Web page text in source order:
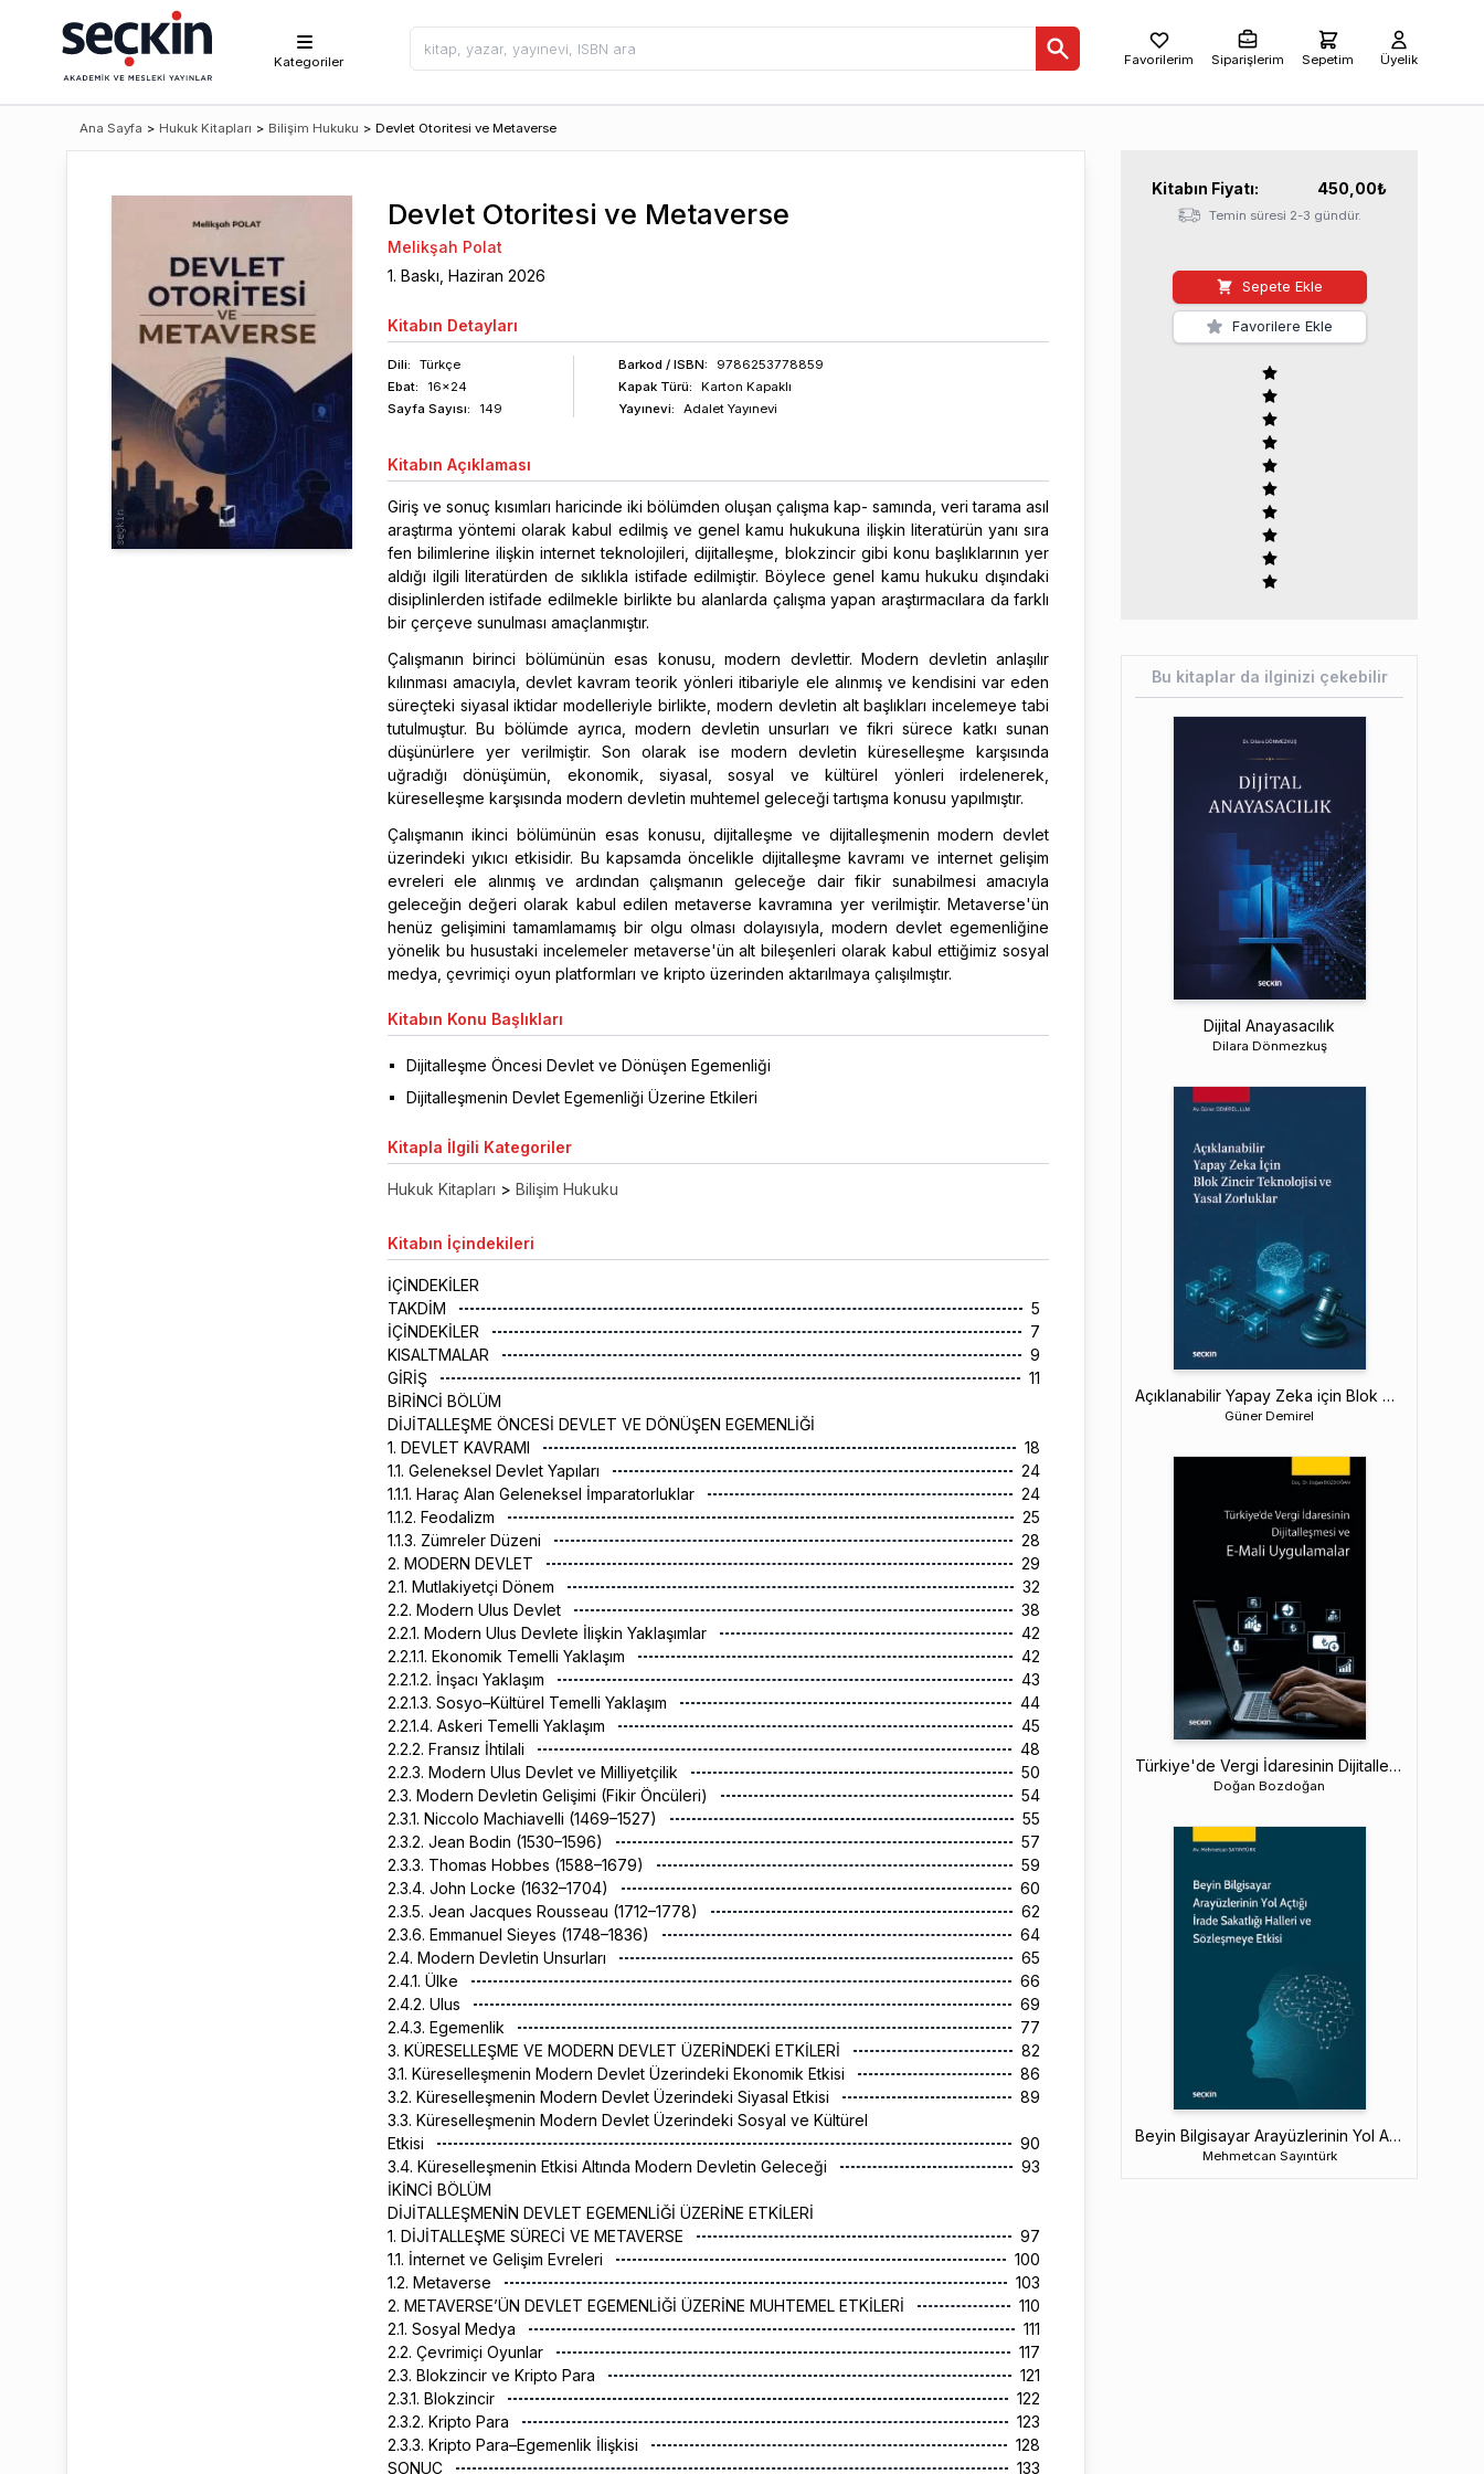
Kategoriler Favorilerim Siparişlerim Sepetim Üyelik
Ana Sayfa > Hukuk Kitapları > Bilişim Hukuku > Devlet Otoritesi ve Metaverse
Devlet Otoritesi ve Metaverse
Melikşah Polat
1. Baskı, Haziran 2026
Kitabın Detayları
Dili:
Türkçe
Ebat:
16x24
Sayfa Sayısı: 149
Barkod / ISBN:
9786253778859
Kapak Türü:
Karton Kapaklı
Yayınevi:
Adalet Yayınevi
Kitabın Açıklaması
Giriş ve sonuç kısımları haricinde iki bölümden oluşan çalışma kap- samında, veri tarama asıl
araştırma yöntemi olarak kabul edilmiş ve genel kamu hukukuna ilişkin literatürün yanı sıra
fen bilimlerine ilişkin internet teknolojileri, dijitalleşme, blokzincir gibi konu başlıklarının yer
aldığı ilgili literatürden de sıklıkla istifade edilmiştir. Böylece genel kamu hukuku dışındaki
disiplinlerden istifade edilmekle birlikte bu alanlarda çalışma yapan araştırmacılara da farklı
bir çerçeve sunulması amaçlanmıştır.
Çalışmanın birinci bölümünün esas konusu, modern devlettir. Modern devletin anlaşılır
kılınması amacıyla, devlet kavram teorik yönleri itibariyle ele alınmış ve kendisini var eden
süreçteki siyasal iktidar modelleriyle birlikte, modern devletin alt başlıkları incelemeye tabi
tutulmuştur. Bu bölümde ayrıca, modern devletin unsurları ve fikri sürece katkı sunan
düşünürlere yer verilmiştir. Son olarak ise modern devletin küreselleşme karşısında
uğradığı dönüşümün, ekonomik, siyasal, sosyal ve kültürel yönleri irdelenerek,
küreselleşme karşısında modern devletin muhtemel geleceği tartışma konusu yapılmıştır.
Çalışmanın ikinci bölümünün esas konusu, dijitalleşme ve dijitalleşmenin modern devlet
üzerindeki yıkıcı etkisidir. Bu kapsamda öncelikle dijitalleşme kavramı ve internet gelişim
evreleri ele alınmış ve ardından çalışmanın geleceğe dair fikir sunabilmesi amacıyla
geleceğin değeri olarak kabul edilen metaverse kavramına yer verilmiştir. Metaverse'ün
henüz gelişimini tamamlamamış bir olgu olması dolayısıyla, modern devlet egemenliğine
yönelik bu husustaki incelemeler metaverse'ün alt bileşenleri olarak kabul ettiğimiz sosyal
medya, çevrimiçi oyun platformları ve kripto üzerinden aktarılmaya çalışılmıştır.
Kitabın Konu Başlıkları
Dijitalleşme Öncesi Devlet ve Dönüşen Egemenliği
Dijitalleşmenin Devlet Egemenliği Üzerine Etkileri
Kitapla İlgili Kategoriler
Hukuk Kitapları > Bilişim Hukuku
Kitabın İçindekileri
İÇİNDEKİLER
TAKDİM
5
İÇİNDEKİLER
7
KISALTMALAR
9
GİRİŞ
11
BİRİNCİ BÖLÜM
DİJİTALLEŞME ÖNCESİ DEVLET VE DÖNÜŞEN EGEMENLİĞİ
1. DEVLET KAVRAMI
18
1.1. Geleneksel Devlet Yapıları
24
1.1.1. Haraç Alan Geleneksel İmparatorluklar
24
1.1.2. Feodalizm
25
1.1.3. Zümreler Düzeni
28
2. MODERN DEVLET
29
2.1. Mutlakiyetçi Dönem
32
2.2. Modern Ulus Devlet
38
2.2.1. Modern Ulus Devlete İlişkin Yaklaşımlar
42
2.2.1.1. Ekonomik Temelli Yaklaşım
42
2.2.1.2. İnşacı Yaklaşım
43
2.2.1.3. Sosyo–Kültürel Temelli Yaklaşım
44
2.2.1.4. Askeri Temelli Yaklaşım
45
2.2.2. Fransız İhtilali
48
2.2.3. Modern Ulus Devlet ve Milliyetçilik
50
2.3. Modern Devletin Gelişimi (Fikir Öncüleri)
54
2.3.1. Niccolo Machiavelli (1469–1527)
55
2.3.2. Jean Bodin (1530–1596)
57
2.3.3. Thomas Hobbes (1588–1679)
59
2.3.4. John Locke (1632–1704)
60
2.3.5. Jean Jacques Rousseau (1712–1778)
62
2.3.6. Emmanuel Sieyes (1748–1836)
64
2.4. Modern Devletin Unsurları
65
2.4.1. Ülke
66
2.4.2. Ulus
69
2.4.3. Egemenlik
77
3. KÜRESELLEŞME VE MODERN DEVLET ÜZERİNDEKİ ETKİLERİ
82
3.1. Küreselleşmenin Modern Devlet Üzerindeki Ekonomik Etkisi
86
3.2. Küreselleşmenin Modern Devlet Üzerindeki Siyasal Etkisi
89
3.3. Küreselleşmenin Modern Devlet Üzerindeki Sosyal ve Kültürel
Etkisi
90
3.4. Küreselleşmenin Etkisi Altında Modern Devletin Geleceği
93
İKİNCİ BÖLÜM
DİJİTALLEŞMENİN DEVLET EGEMENLİĞİ ÜZERİNE ETKİLERİ
1. DİJİTALLEŞME SÜRECİ VE METAVERSE
97
1.1. İnternet ve Gelişim Evreleri
100
1.2. Metaverse
103
2. METAVERSE’ÜN DEVLET EGEMENLİĞİ ÜZERİNE MUHTEMEL ETKİLERİ
110
2.1. Sosyal Medya
111
2.2. Çevrimiçi Oyunlar
117
2.3. Blokzincir ve Kripto Para
121
2.3.1. Blokzincir
122
2.3.2. Kripto Para
123
2.3.3. Kripto Para–Egemenlik İlişkisi
128
SONUÇ
133
Kitabın Fiyatı: 450,00₺
Temin süresi 2-3 gündür.
Sepete Ekle
Favorilere Ekle
Bu kitaplar da ilginizi çekebilir
Dijital Anayasacılık
Dilara Dönmezkuş
Açıklanabilir Yapay Zeka için Blok Zincir Teknolojisi ve Yasal Zorluklar
Güner Demirel
Türkiye'de Vergi İdaresinin Dijitalleşmesi ve E–Mali Uygulamalar
Doğan Bozdoğan
Beyin Bilgisayar Arayüzlerinin Yol Açtığı İrade Sakatlığı Halleri ve Sözleşmeye Etkisi
Mehmetcan Sayıntürk